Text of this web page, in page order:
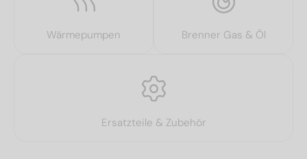
Wärmepumpen Brenner Gas & Öl
Ersatzteile & Zubehör